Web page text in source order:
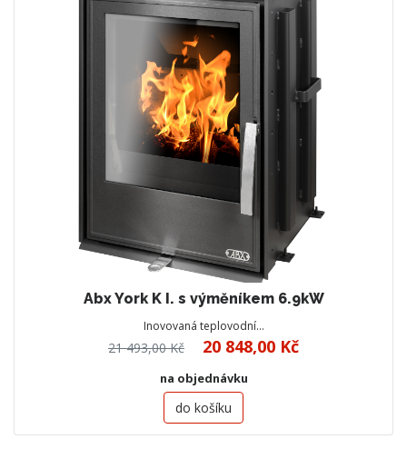
Abx York K I. s výměníkem 6.9kW
Inovovaná teplovodní…
21 493,00 Kč 20 848,00 Kč
na objednávku
do košíku